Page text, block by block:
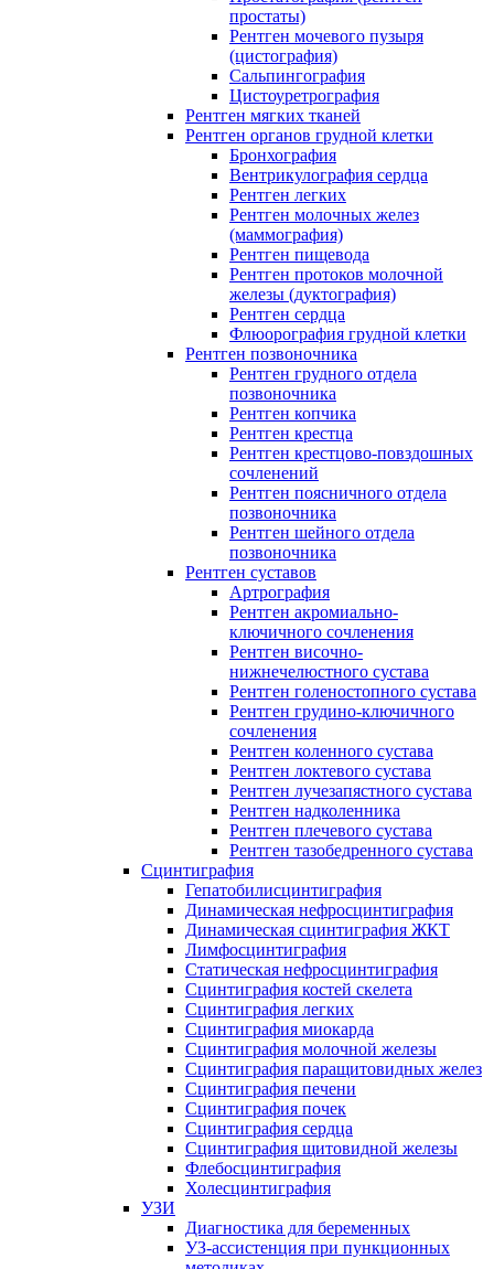
простаты)
Рентген мочевого пузыря
(цистография)
Сальпингография
Цистоуретрография
Рентген мягких тканей
Рентген органов грудной клетки
Бронхография
Вентрикулография сердца
Рентген легких
Рентген молочных желез
(маммография)
Рентген пищевода
Рентген протоков молочной
железы (дуктография)
Рентген сердца
Флюорография грудной клетки
Рентген позвоночника
Рентген грудного отдела
позвоночника
Рентген копчика
Рентген крестца
Рентген крестцово-повздошных
сочленений
Рентген поясничного отдела
позвоночника
Рентген шейного отдела
позвоночника
Рентген суставов
Артрография
Рентген акромиально-
ключичного сочленения
Рентген височно-
нижнечелюстного сустава
Рентген голеностопного сустава
Рентген грудино-ключичного
сочленения
Рентген коленного сустава
Рентген локтевого сустава
Рентген лучезапястного сустава
Рентген надколенника
Рентген плечевого сустава
Рентген тазобедренного сустава
Сцинтиграфия
Гепатобилисцинтиграфия
Динамическая нефросцинтиграфия
Динамическая сцинтиграфия ЖКТ
Лимфосцинтиграфия
Статическая нефросцинтиграфия
Сцинтиграфия костей скелета
Сцинтиграфия легких
Сцинтиграфия миокарда
Сцинтиграфия молочной железы
Сцинтиграфия паращитовидных желез
Сцинтиграфия печени
Сцинтиграфия почек
Сцинтиграфия сердца
Сцинтиграфия щитовидной железы
Флебосцинтиграфия
Холесцинтиграфия
УЗИ
Диагностика для беременных
УЗ-ассистенция при пункционных